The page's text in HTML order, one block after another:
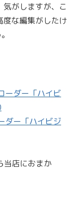
がしますが、こ
度な編集がしたけ
ダー「ハイビジ
当店におまか